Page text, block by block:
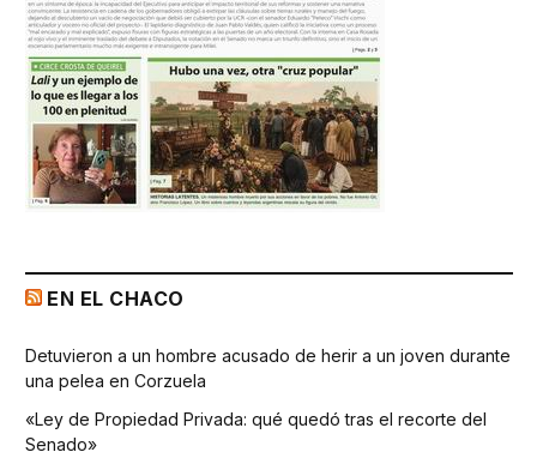
EN EL CHACO
Detuvieron a un hombre acusado de herir a un joven durante
una pelea en Corzuela
«Ley de Propiedad Privada: qué quedó tras el recorte del
Senado»